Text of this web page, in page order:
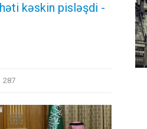
kəskin pisləşdi -
287